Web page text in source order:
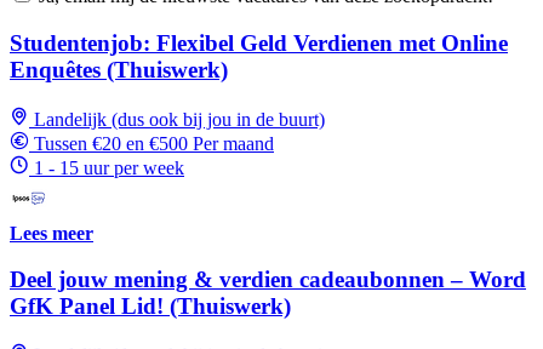
Studentenjob: Flexibel Geld Verdienen met Online
Enquêtes (Thuiswerk)
Landelijk (dus ook bij jou in de buurt)
Tussen €20 en €500 Per maand
1 - 15 uur per week
Lees meer
Deel jouw mening & verdien cadeaubonnen – Word
GfK Panel Lid! (Thuiswerk)